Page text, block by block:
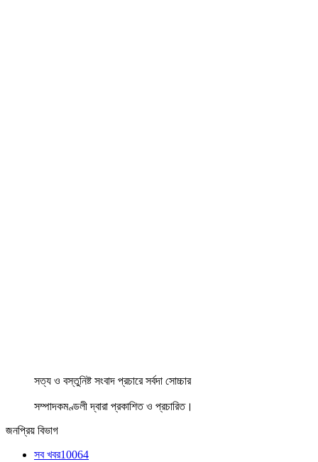
সত্য ও বস্তুনিষ্ট সংবাদ প্রচারে সর্বদা সোচ্চার
সম্পাদকমণ্ডলী দ্বারা প্রকাশিত ও প্রচারিত।
জনপ্রিয় বিভাগ
সব খবর10064